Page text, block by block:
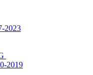
2023
2019